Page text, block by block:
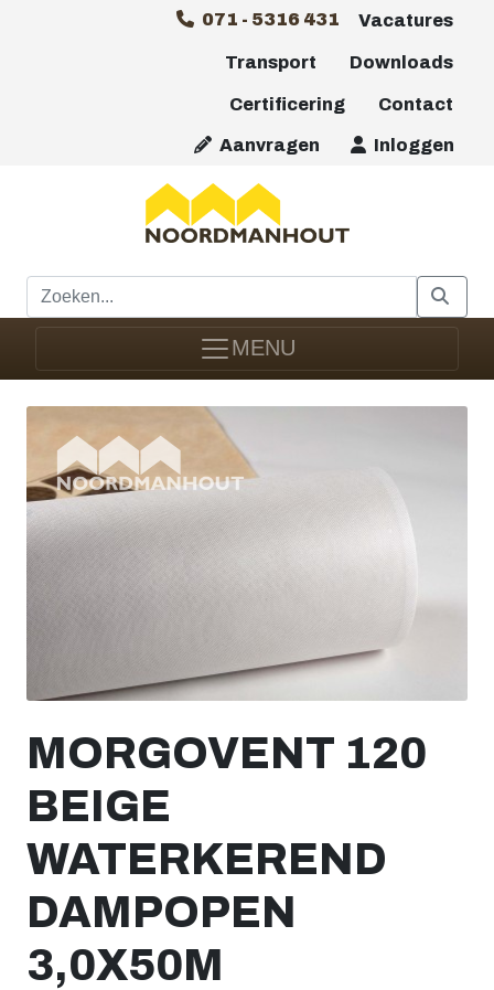
071 - 5316 431 Vacatures
Transport Downloads
Certificering Contact
Aanvragen Inloggen
MENU
MORGOVENT 120
BEIGE
WATERKEREND
DAMPOPEN
3,0X50M